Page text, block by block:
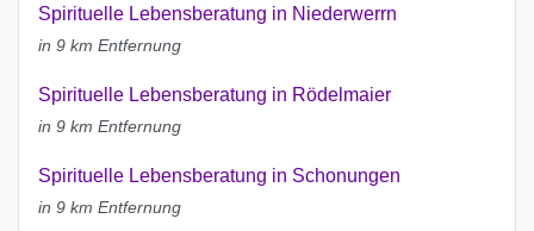
Spirituelle Lebensberatung in Niederwerrn
in 9 km Entfernung
Spirituelle Lebensberatung in Rödelmaier
in 9 km Entfernung
Spirituelle Lebensberatung in Schonungen
in 9 km Entfernung